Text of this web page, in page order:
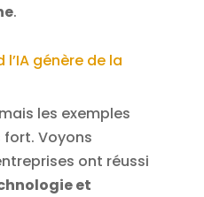
.
génère de la
les exemples
Voyons
ont réussi
et